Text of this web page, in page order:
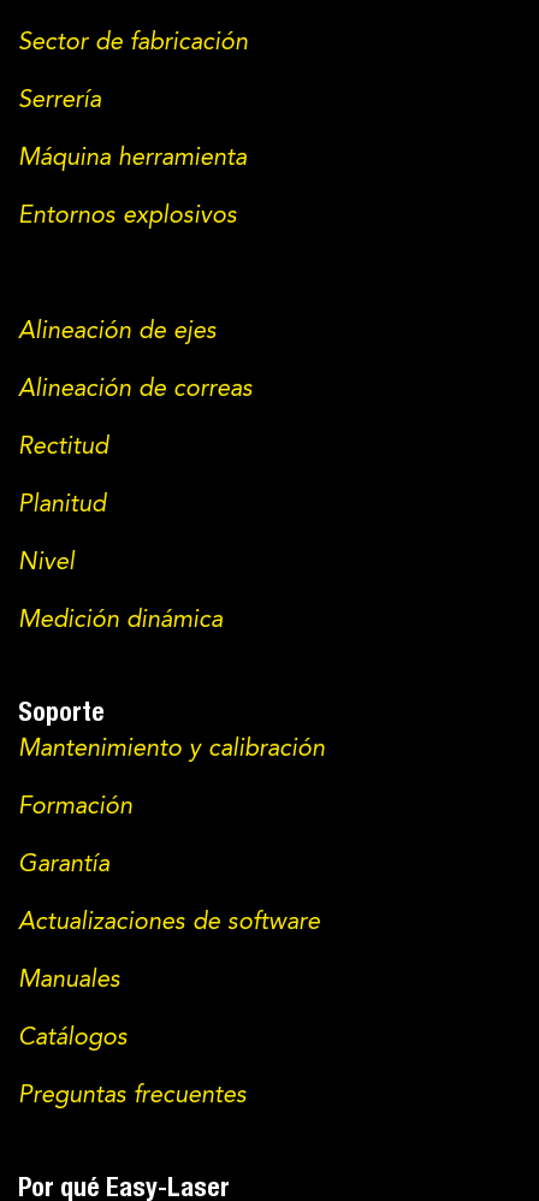
Sector de fabricación
Serrería
Máquina herramienta
Entornos explosivos
Alineación de ejes
Alineación de correas
Rectitud
Planitud
Nivel
Medición dinámica
Soporte
Mantenimiento y calibración
Formación
Garantía
Actualizaciones de software
Manuales
Catálogos
Preguntas frecuentes
Por qué Easy-Laser